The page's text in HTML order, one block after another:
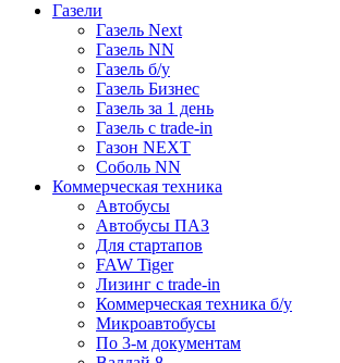
Газели
Газель Next
Газель NN
Газель б/у
Газель Бизнес
Газель за 1 день
Газель с trade-in
Газон NEXT
Соболь NN
Коммерческая техника
Автобусы
Автобусы ПАЗ
Для стартапов
FAW Tiger
Лизинг с trade-in
Коммерческая техника б/у
Микроавтобусы
По 3-м документам